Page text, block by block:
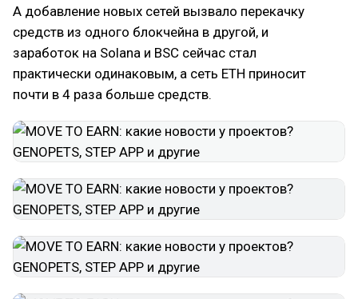
А добавление новых сетей вызвало перекачку
средств из одного блокчейна в другой, и
заработок на Solana и BSC сейчас стал
практически одинаковым, а сеть ETH приносит
почти в 4 раза больше средств.